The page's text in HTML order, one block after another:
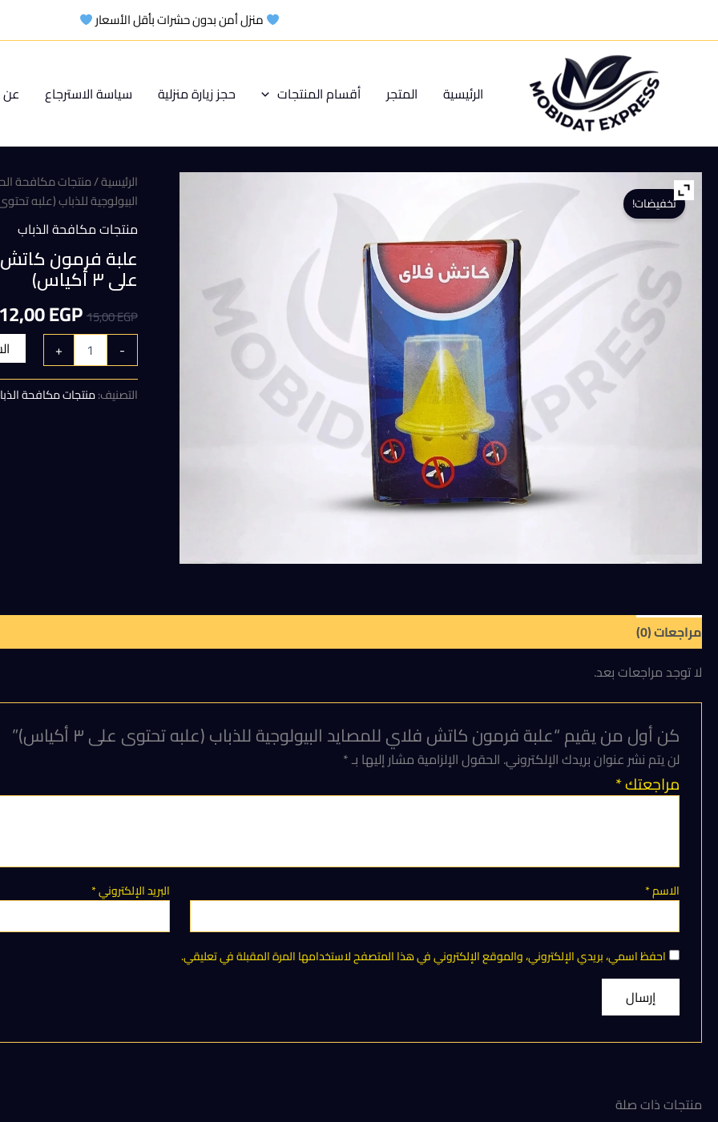
منزل أمن بدون حشرات بأقل الأسعار
الرئيسية المتجر أقسام المنتجات حجز زيارة منزلية سياسة الاسترجاع عن
تخفيضات!
الرئيسية/منتجات مكافحة
البيولوجية للذباب (علبه تحتوى على
منتجات مكافحة الذباب
علبة فرمون كاتش
على ٣ أكياس)
15,00EGP
السعر
الأصلي
هو:
15,00 EGP.
12,00EGP
-
+
التصنيف:منتجات مكافحة
مراجعات (0)
لا توجد مراجعات بعد.
كن أول من يقيم “علبة فرمون كاتش فلاي للمصايد البيولوجية للذباب (علبه تحتوى على ٣ أكياس)”
لن يتم نشر عنوان بريدك الإلكتروني. الحقول الإلزامية مشار إليها بـ*
مراجعتك*
الاسم* البريد الإلكتروني*
احفظ اسمي، بريدي الإلكتروني، والموقع الإلكتروني في هذا المتصفح لاستخدامها المرة المقبلة في تعليقي.
منتجات ذات صلة